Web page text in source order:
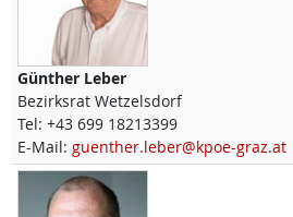
Günther Leber
Bezirksrat Wetzelsdorf
Tel: +43 699 18213399
E-Mail: guenther.leber@kpoe-graz.at